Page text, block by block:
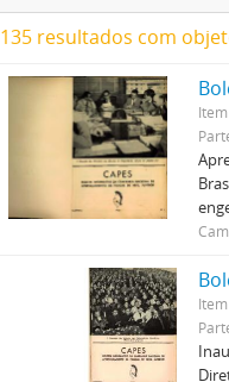
135 resultados com
Item
Item